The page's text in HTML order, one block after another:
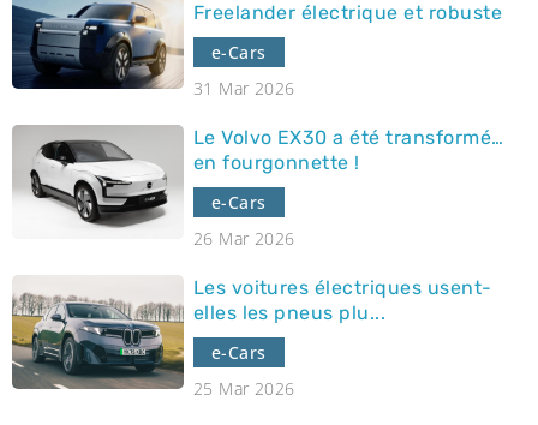
Freelander électrique et robuste
e-Cars
31 Mar 2026
Le Volvo EX30 a été transformé…
en fourgonnette !
e-Cars
26 Mar 2026
Les voitures électriques usent-
elles les pneus plu...
e-Cars
25 Mar 2026